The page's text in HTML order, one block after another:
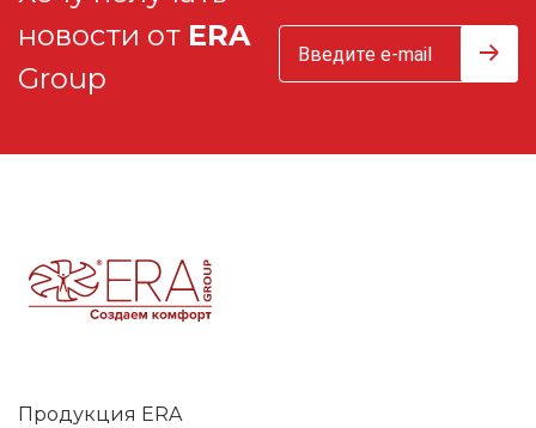
новости от ERA
Group
Продукция ERA